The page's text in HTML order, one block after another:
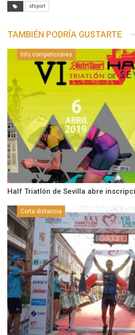
ofsport
TAMBIÉN PODRÍA GUSTARTE
Info competiciones
Half Triatlón de Sevilla abre
Corta distancia